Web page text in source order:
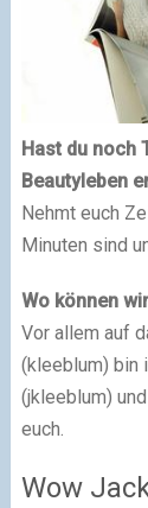
Hast du noch
Beautyleben
Nehmt euch
Minuten sind
Wo können
Vor allem auf
(kleeblum) bin
(jkleeblum)
euch.
Wow